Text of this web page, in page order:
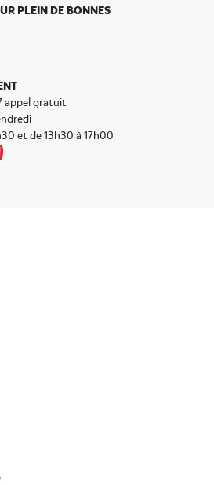
PLEIN DE BONNES
appel gratuit
et de 13h30 à 17h00